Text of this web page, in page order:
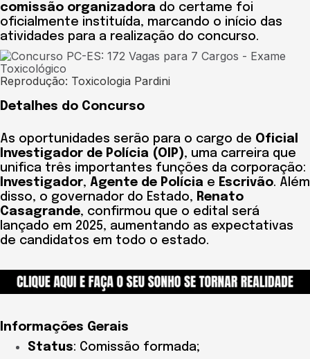
comissão organizadora do certame foi
oficialmente instituída, marcando o início das
atividades para a realização do concurso.
Reprodução: Toxicologia Pardini
Detalhes do Concurso
As oportunidades serão para o cargo de Oficial
Investigador de Polícia (OIP), uma carreira que
unifica três importantes funções da corporação:
Investigador, Agente de Polícia e Escrivão. Além
disso, o governador do Estado, Renato
Casagrande, confirmou que o edital será
lançado em 2025, aumentando as expectativas
de candidatos em todo o estado.
Informações Gerais
Status: Comissão formada;